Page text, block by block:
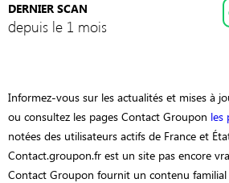
DERNIER SCAN
depuis le 1 mois
Informez-vous sur les actualités et mises à
ou consultez les pages Contact Groupon les
notées des utilisateurs actifs de France et
Contact.groupon.fr est un site pas encore
Contact Groupon fournit un contenu familial